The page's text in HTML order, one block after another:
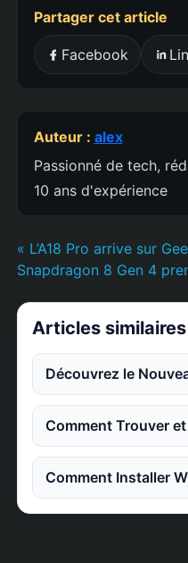
Partager cet article
Facebook
Auteur : alex
Passionné de tech,
10 ans d'expérience
« L’A18 Pro arrive sur
Snapdragon 8 Gen 4
Articles similaires
Découvrez le
Comment Trouver
Comment Installer